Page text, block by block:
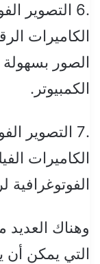
.6 التصوير
الكاميرات
الصور بسهولة
الكمبيوتر.
.7 التصوير
الكاميرات
الفوتوغرافية
وهناك العديد
التي يمكن